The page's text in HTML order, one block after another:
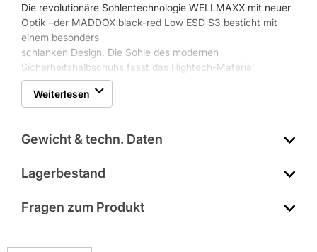
Die revolutionäre Sohlentechnologie WELLMAXX mit neuer
Optik –der MADDOX black-red Low ESD S3 besticht mit
einem besonders
schlanken Design. Die Sohle des modernen
Sicherheitshalbschuhs fasst das Hightech-Material
Infinergy® von BASF ein, das sich durch seine einzigartige
Rückstellfähigkeit auszeichnet.
Elastisch wie Gummi und super leicht. Schaumperlen,
verschweißt mit kleinsten Luftbläschen dämpfen den Tritt
und federn die aufgewendete Energie gleich wieder zurück.
So werden die Gelenke geschont und die Füße sind weniger
schnell müde.
Textilmaterial
• Atmungsaktives Textilfutter
• Ganzflächige Einlegesohle SPORTIVE ESD
Weiterlesen
Gewicht & techn. Daten
Hersteller-Art.-Nr.: 729561-45
EAN: 4030839373484
Lagerbestand
Fragen zum Produkt